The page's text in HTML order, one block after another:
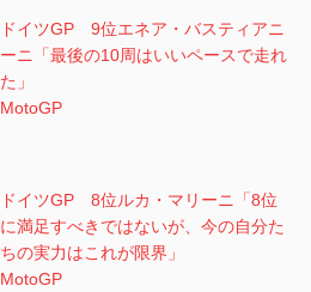
ドイツGP 9位エネア・バスティアニ
ーニ「最後の10周はいいペースで走れ
た」
MotoGP
ドイツGP 8位ルカ・マリーニ「8位
に満足すべきではないが、今の自分た
ちの実力はこれが限界」
MotoGP